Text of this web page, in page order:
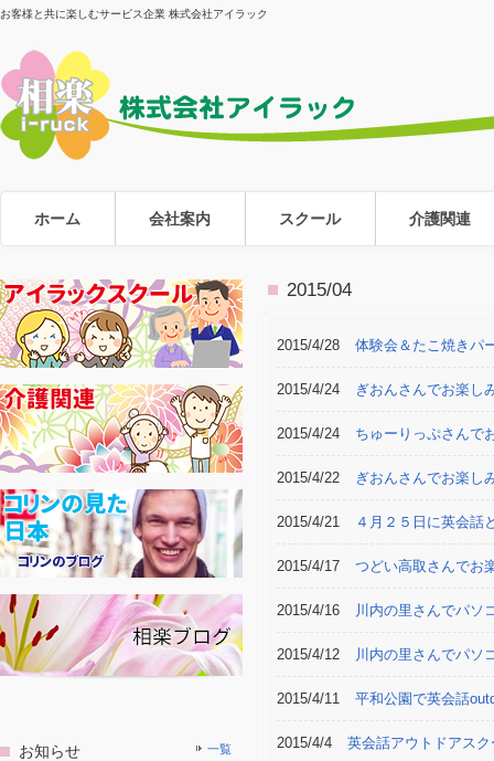
お客様と共に楽しむサービス企業 株式会社アイラック
ホーム 会社案内 スクール 介護関連
2015/04
2015/4/28 体験会＆たこ焼きパ
2015/4/24 ぎおんさんでお楽し
2015/4/24 ちゅーりっぷさんで
2015/4/22 ぎおんさんでお楽し
2015/4/21 ４月２５日に英会話
2015/4/17 つどい高取さんでお
2015/4/16 川内の里さんでパソ
2015/4/12 川内の里さんでパソ
2015/4/11 平和公園で英会話
2015/4/4 英会話アウトドアス
お知らせ 一覧